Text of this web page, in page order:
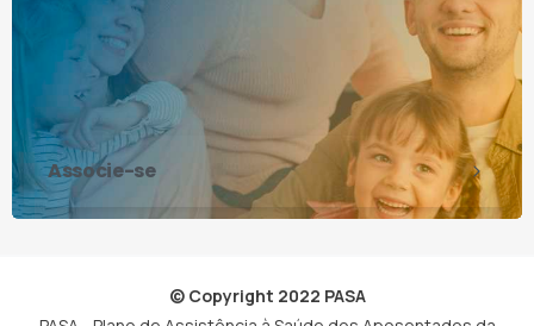
Associe-se
© Copyright 2022 PASA